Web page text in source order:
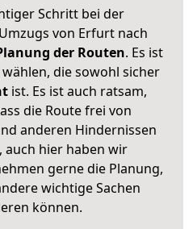
Schritt bei der
von Erfurt nach
der Routen. Es ist
die sowohl sicher
ist. Es ist auch ratsam,
die Route frei von
anderen Hindernissen
auch hier haben wir
gerne die Planung,
wichtige Sachen
können.